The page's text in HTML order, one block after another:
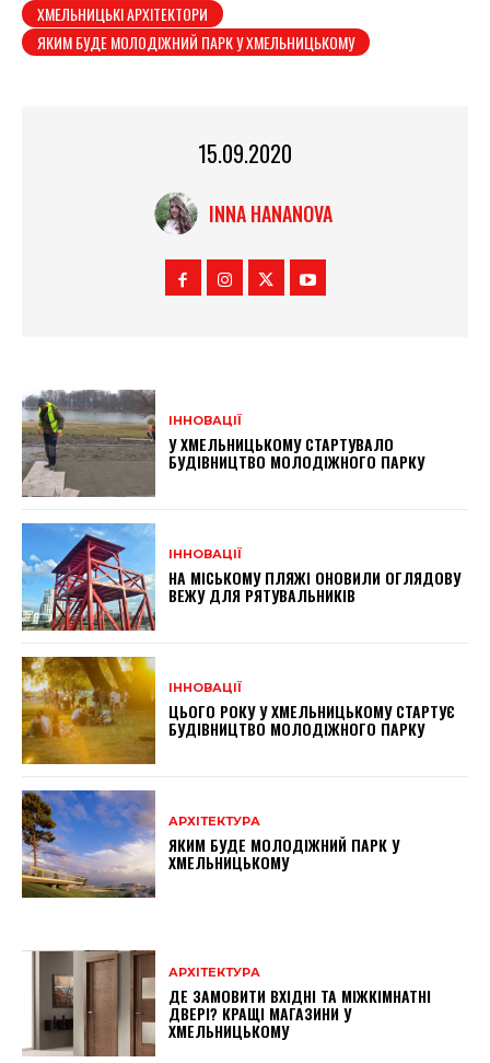
ХМЕЛЬНИЦЬКІ АРХІТЕКТОРИ
ЯКИМ БУДЕ МОЛОДІЖНИЙ ПАРК У ХМЕЛЬНИЦЬКОМУ
15.09.2020
INNA HANANOVA
ІННОВАЦІЇ
У ХМЕЛЬНИЦЬКОМУ СТАРТУВАЛО
БУДІВНИЦТВО МОЛОДІЖНОГО ПАРКУ
ІННОВАЦІЇ
НА МІСЬКОМУ ПЛЯЖІ ОНОВИЛИ ОГЛЯДОВУ
ВЕЖУ ДЛЯ РЯТУВАЛЬНИКІВ
ІННОВАЦІЇ
ЦЬОГО РОКУ У ХМЕЛЬНИЦЬКОМУ СТАРТУЄ
БУДІВНИЦТВО МОЛОДІЖНОГО ПАРКУ
АРХІТЕКТУРА
ЯКИМ БУДЕ МОЛОДІЖНИЙ ПАРК У
ХМЕЛЬНИЦЬКОМУ
АРХІТЕКТУРА
ДЕ ЗАМОВИТИ ВХІДНІ ТА МІЖКІМНАТНІ
ДВЕРІ? КРАЩІ МАГАЗИНИ У
ХМЕЛЬНИЦЬКОМУ